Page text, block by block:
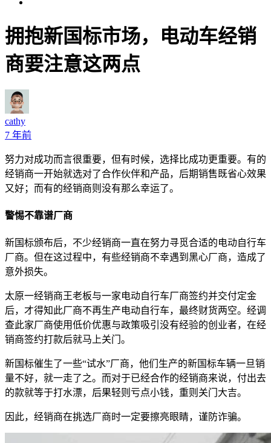
拥抱新国标市场，电动车经销
商要注意这两点
cathy
7 年前
努力对成功而言很重要，但有时候，选择比成功更重要。有的
经销商一开始就选对了合作伙伴和产品，后期销售既省心效果
又好；而有的经销商则没有那么幸运了。
警惕不靠谱厂商
新国标颁布后，不少经销商一直在努力寻觅合适的电动自行车
厂商。但在这过程中，有些经销商不幸遇到黑心厂商，造成了
意外损失。
太原一经销商王老板与一家电动自行车厂商签约并交付定金
后，才得知此厂商不再生产电动自行车，最终财货两空。经调
查此家厂商使用低价优惠与政策吸引没有经验的创业者，在经
销商签约打款后就马上关门。
新国标催生了一些“试水”厂商，他们生产的新国标车辆一旦销
量不好，就一走了之。而对于已经合作的经销商来说，付出去
的款就等于打水漂，后果轻则亏点小钱，重则关门大吉。
因此，经销商在挑选厂商时一定要擦亮眼睛，谨防诈骗。